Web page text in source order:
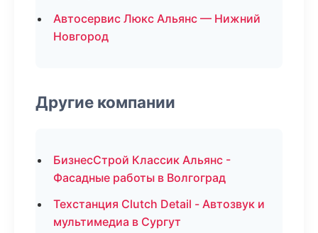
Автосервис Люкс Альянс — Нижний
Новгород
Другие компании
БизнесСтрой Классик Альянс -
Фасадные работы в Волгоград
Техстанция Clutch Detail - Автозвук и
мультимедиа в Сургут